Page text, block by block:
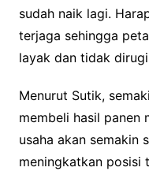
sudah naik lagi.
terjaga sehingga
layak dan tidak
Menurut Sutik,
membeli hasil panen
usaha akan semakin
meningkatkan posisi